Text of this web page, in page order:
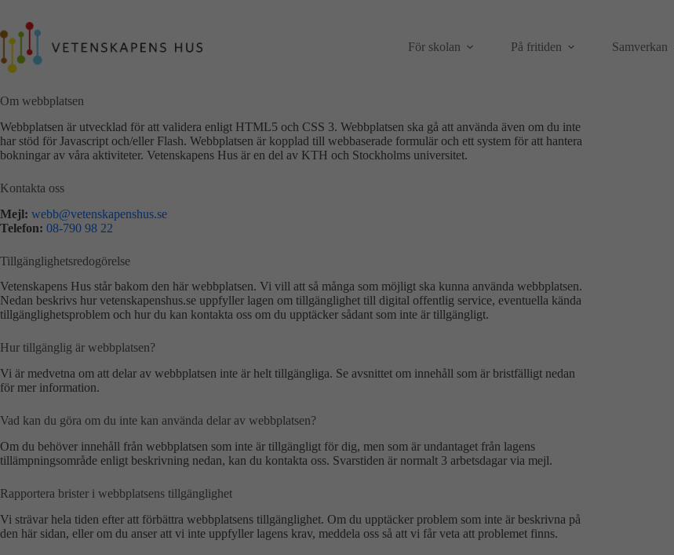
innehåll
För skolan
På fritiden Samverkan
Om webbplatsen
Webbplatsen är utvecklad för att validera enligt HTML5 och CSS 3. Webbplatsen ska gå att använda även om du inte
har stöd för Javascript och/eller Flash. Webbplatsen är kopplad till webbaserade formulär och ett system för att hantera
bokningar av våra aktiviteter. Vetenskapens Hus är en del av KTH och Stockholms universitet.
Kontakta oss
Mejl: webb@vetenskapenshus.se
Telefon: 08-790 98 22
Tillgänglighetsredogörelse
Vetenskapens Hus står bakom den här webbplatsen. Vi vill att så många som möjligt ska kunna använda webbplatsen.
Nedan beskrivs hur vetenskapenshus.se uppfyller lagen om tillgänglighet till digital offentlig service, eventuella kända
tillgänglighetsproblem och hur du kan kontakta oss om du upptäcker sådant som inte är tillgängligt.
Hur tillgänglig är webbplatsen?
Vi är medvetna om att delar av webbplatsen inte är helt tillgängliga. Se avsnittet om innehåll som är bristfälligt nedan
för mer information.
Vad kan du göra om du inte kan använda delar av webbplatsen?
Om du behöver innehåll från webbplatsen som inte är tillgängligt för dig, men som är undantaget från lagens
tillämpningsområde enligt beskrivning nedan, kan du kontakta oss. Svarstiden är normalt 3 arbetsdagar via mejl.
Rapportera brister i webbplatsens tillgänglighet
Vi strävar hela tiden efter att förbättra webbplatsens tillgänglighet. Om du upptäcker problem som inte är beskrivna på
den här sidan, eller om du anser att vi inte uppfyller lagens krav, meddela oss så att vi får veta att problemet finns.